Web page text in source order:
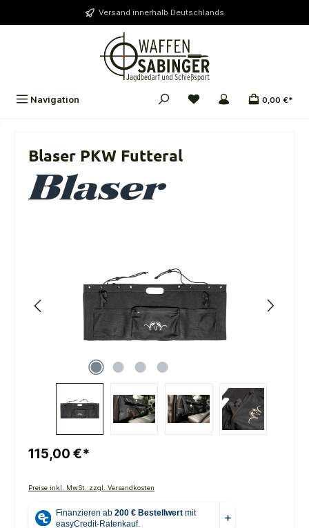
Versand innerhalb Deutschlands
Navigation 0,00 €*
Blaser PKW Futteral
115,00 €*
Preise inkl. MwSt. zzgl. Versandkosten